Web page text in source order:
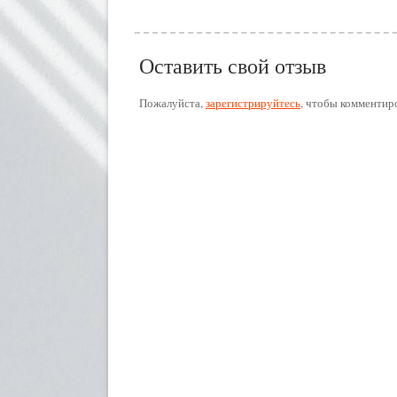
Оставить свой отзыв
Пожалуйста,зарегистрируйтесь, чтобы